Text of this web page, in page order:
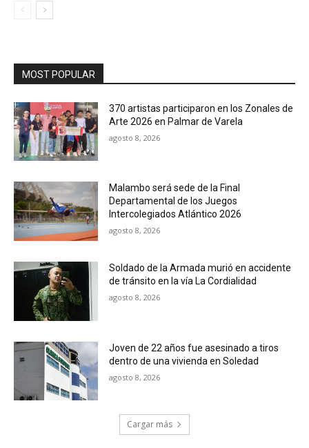
MOST POPULAR
370 artistas participaron en los Zonales de
Arte 2026 en Palmar de Varela
agosto 8, 2026
Malambo será sede de la Final
Departamental de los Juegos
Intercolegiados Atlántico 2026
agosto 8, 2026
Soldado de la Armada murió en accidente
de tránsito en la vía La Cordialidad
agosto 8, 2026
Joven de 22 años fue asesinado a tiros
dentro de una vivienda en Soledad
agosto 8, 2026
Cargar más